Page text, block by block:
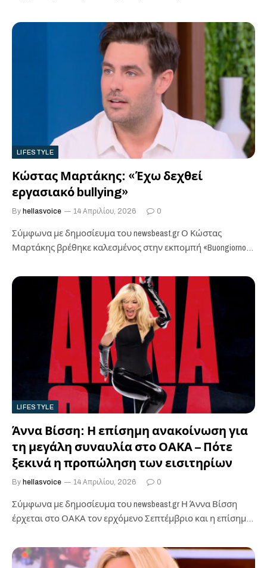
LIFESTYLE
Κώστας Μαρτάκης: «Έχω δεχθεί
εργασιακό bullying»
By hellasvoice 14 Απριλίου, 2026 0
Σύμφωνα με δημοσίευμα του newsbeast.gr ​Ο Κώστας
Μαρτάκης βρέθηκε καλεσμένος στην εκπομπή «Buongiorno»,
LIFESTYLE
Άννα Βίσση: Η επίσημη ανακοίνωση για
τη μεγάλη συναυλία στο ΟΑΚΑ – Πότε
ξεκινά η προπώληση των εισιτηρίων
By hellasvoice 14 Απριλίου, 2026 0
Σύμφωνα με δημοσίευμα του newsbeast.gr ​Η Άννα Βίσση
έρχεται στο ΟΑΚΑ τον ερχόμενο Σεπτέμβριο και η επίσημη